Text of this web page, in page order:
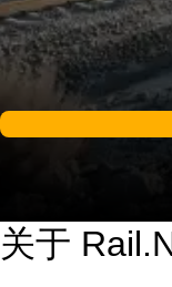
关于